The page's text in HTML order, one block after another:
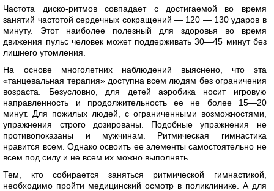
Частота диско-ритмов совпадает с достигаемой во время
занятий частотой сердечных сокращений — 120 — 130 ударов в
минуту. Этот наиболее полезный для здоровья во время
движения пульс человек может поддерживать 30—45 минут без
лишнего утомления.
На основе многолетних наблюдений выяснено, что эта
«танцевальная терапия» доступна всем людям без ограничения
возраста. Безусловно, для детей аэробика носит игровую
направленность и продолжительность ее не более 15—20
минут. Для пожилых людей, с ограниченными возможностями,
упражнения строго дозированы. Подобные упражнения не
противопоказаны и мужчинам. Ритмическая гимнастика
нравится всем. Однако освоить ее элементы самостоятельно не
всем под силу и не всем их можно выполнять.
Тем, кто собирается заняться ритмической гимнастикой,
необходимо пройти медицинский осмотр в поликлинике. А для